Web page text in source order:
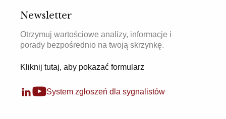
Newsletter
Otrzymuj wartościowe analizy, informacje i
porady bezpośrednio na twoją skrzynkę.
Kliknij tutaj, aby pokazać formularz
System zgłoszeń dla sygnalistów